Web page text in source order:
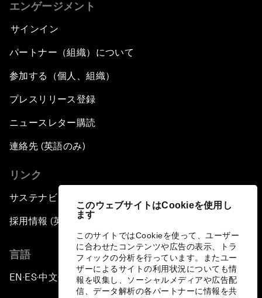
このウェブサイトはCookieを使用し
ます
このサイトではCookieを使って、ユーザー
に合わせたコンテンツや広告の表示、トラ
フィックの分析を行っています。またユー
ザーによるサイトの利用状況についても情
報を収集し、ソーシャルメディアや広告配
信、データ解析の各パートナーに情報を共
エンゲージメント
サインイン
パートナー（組織）について
参加する（個人、組織）
プレスリリース登録
ニュースレター購読
連絡先 (英語のみ)
リンク
サステナビリティへの取り組み
採用情報 (英語のみ)
言語
EN ▪ES▪中文▪ 日本語